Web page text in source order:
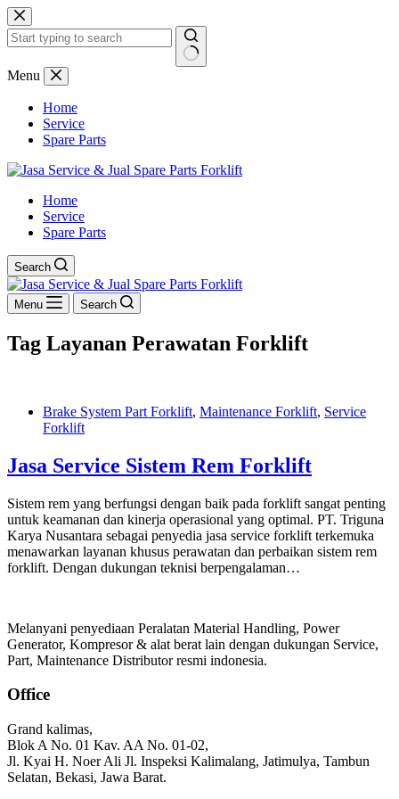
Skip
to
content
No
Menu
Home
Service
Spare Parts
Home
Service
Spare Parts
Search
Menu Search
Tag Layanan Perawatan Forklift
Brake System Part Forklift, Maintenance Forklift, Service
Forklift
Jasa Service Sistem Rem Forklift
Sistem rem yang berfungsi dengan baik pada forklift sangat penting
untuk keamanan dan kinerja operasional yang optimal. PT. Triguna
Karya Nusantara sebagai penyedia jasa service forklift terkemuka
menawarkan layanan khusus perawatan dan perbaikan sistem rem
forklift. Dengan dukungan teknisi berpengalaman…
Melanyani penyediaan Peralatan Material Handling, Power
Generator, Kompresor & alat berat lain dengan dukungan Service,
Part, Maintenance Distributor resmi indonesia.
Office
Grand kalimas,
Blok A No. 01 Kav. AA No. 01-02,
Jl. Kyai H. Noer Ali Jl. Inspeksi Kalimalang, Jatimulya, Tambun
Selatan, Bekasi, Jawa Barat.